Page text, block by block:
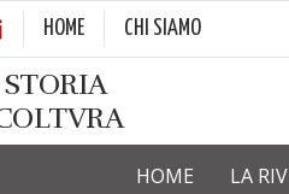
HOME CHI SIAMO
HOME LA